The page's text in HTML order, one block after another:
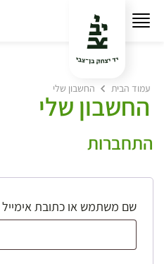
עמוד הבית החשבון שלי
החשבון שלי
התחברות
שם משתמש או כתובת אימייל